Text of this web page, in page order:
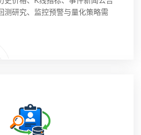
测研究、监控预警与量化策略需